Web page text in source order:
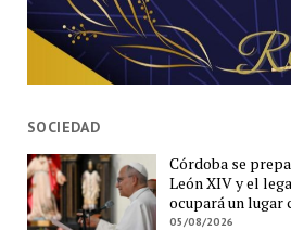
SOCIEDAD
Córdoba se
León XIV y el
ocupará un lugar
05/08/2026